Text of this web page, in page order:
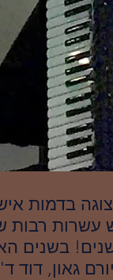
בדמות
עשרות
בשנים
גאון, דוד